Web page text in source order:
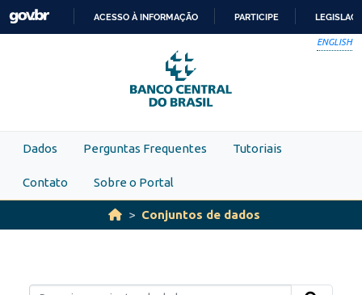
Skip to main content
PARA
O
CONTEÚDO
ACESSO À INFORMAÇÃO PARTICIPE
ENGLISH
Dados Perguntas Frequentes Tutoriais
Contato Sobre o Portal
Conjuntos de dados